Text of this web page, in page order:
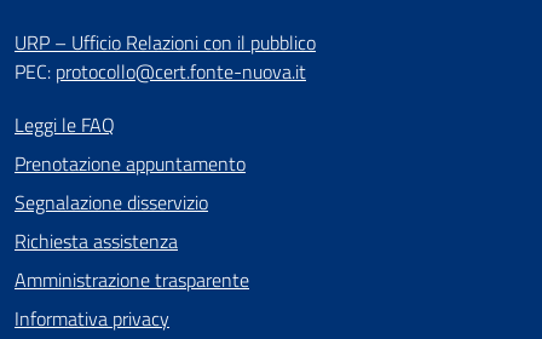
URP – Ufficio Relazioni con il pubblico
PEC: protocollo@cert.fonte-nuova.it
Leggi le FAQ
Prenotazione appuntamento
Segnalazione disservizio
Richiesta assistenza
Amministrazione trasparente
Informativa privacy